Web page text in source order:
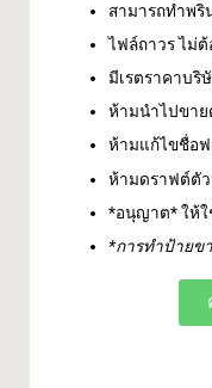
สามารถทำพริ
ไฟล์ถาวร ไม่ต้
มีเรตราคาบริ
ห้ามนำไปขาย
ห้ามแก้ไขชื่อ
ห้ามดราฟต์ตั
*อนุญาต* ให้ใ
*การทำป้ายข